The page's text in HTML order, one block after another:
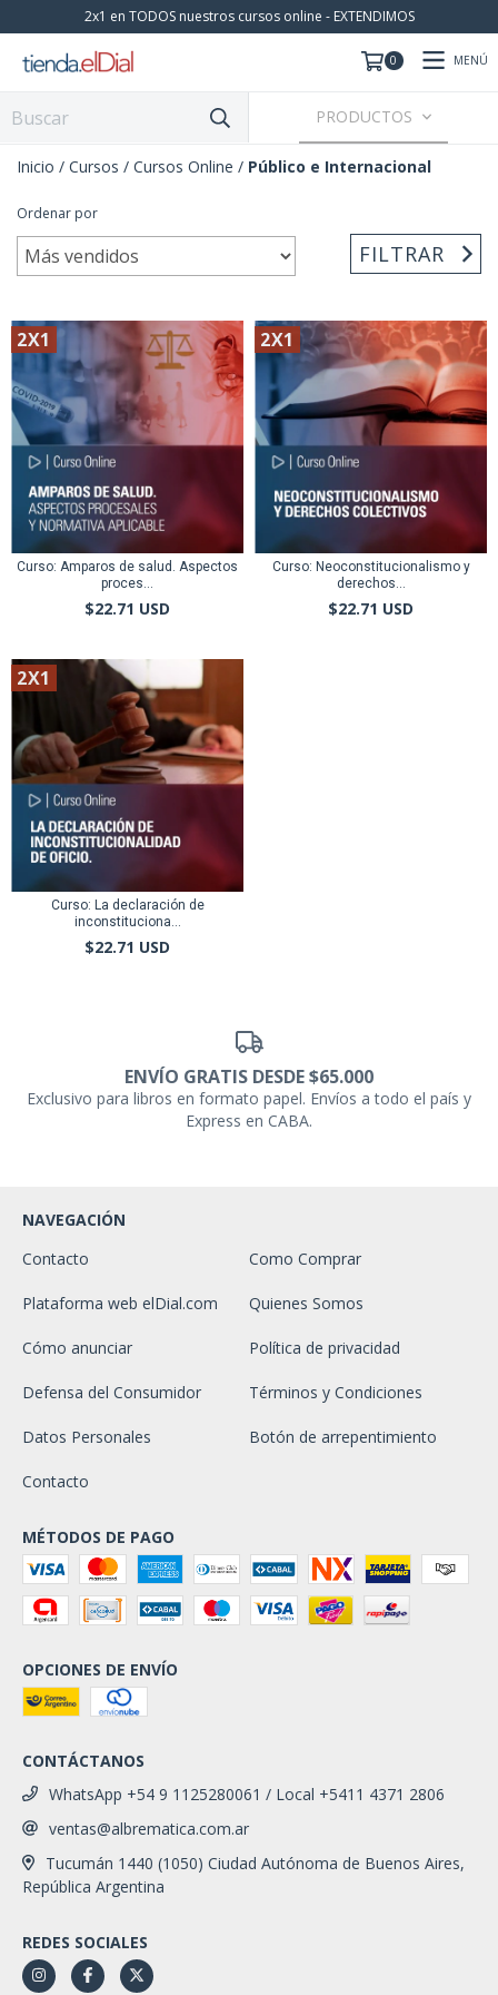
2x1 en TODOS nuestros cursos online - EXTENDIMOS
0 MENÚ
PRODUCTOS
Inicio / Cursos / Cursos Online / Público e Internacional
Ordenar por
FILTRAR
2X1
Curso: Amparos de salud. Aspectos
proces...
$22.71 USD
2X1
Curso: Neoconstitucionalismo y
derechos...
$22.71 USD
2X1
Curso: La declaración de
inconstituciona...
$22.71 USD
ENVÍO GRATIS DESDE $65.000
Exclusivo para libros en formato papel. Envíos a todo el país y
Express en CABA.
NAVEGACIÓN
Contacto
Como Comprar
Plataforma web elDial.com Quienes Somos
Cómo anunciar Política de privacidad
Defensa del Consumidor Términos y Condiciones
Datos Personales Botón de arrepentimiento
Contacto
MÉTODOS DE PAGO
OPCIONES DE ENVÍO
CONTÁCTANOS
WhatsApp +54 9 1125280061 / Local +5411 4371 2806
ventas@albrematica.com.ar
Tucumán 1440 (1050) Ciudad Autónoma de Buenos Aires,
República Argentina
REDES SOCIALES